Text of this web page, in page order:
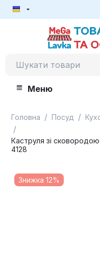
Меню
Головна / Посуд /
/
Каструля зі
4128
Знижка 12%